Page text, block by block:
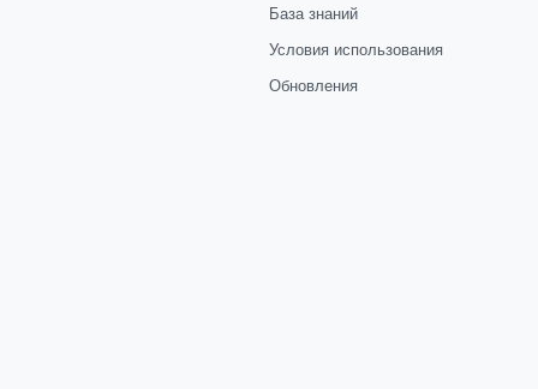
База знаний
Условия использования
Обновления